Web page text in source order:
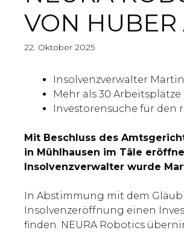
VON HUBER
22. Oktober 2025
Insolvenzverwalter
Mehr als 30
Investorensuche für
Mit Beschluss des
in Mühlhausen im Täle
Insolvenzverwalter wurde
In Abstimmung mit dem
Insolvenzeröffnung einen
finden. NEURA Robotics